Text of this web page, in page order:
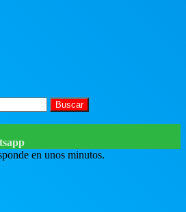
en unos minutos.